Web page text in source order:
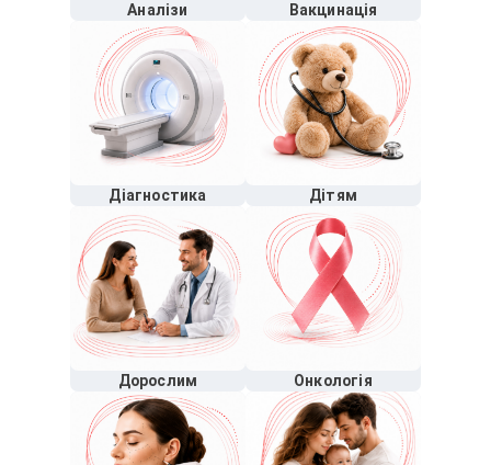
Аналізи Вакцинація
Діагностика Дітям
Дорослим Онкологія